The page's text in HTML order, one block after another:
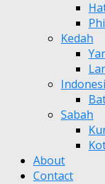
Kedah
Sabah
About
Contact